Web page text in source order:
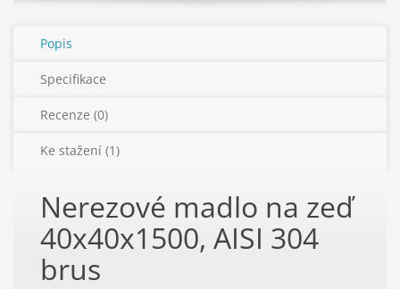
Popis
Specifikace
Recenze (0)
Ke stažení (1)
Nerezové madlo na zeď
40x40x1500, AISI 304
brus